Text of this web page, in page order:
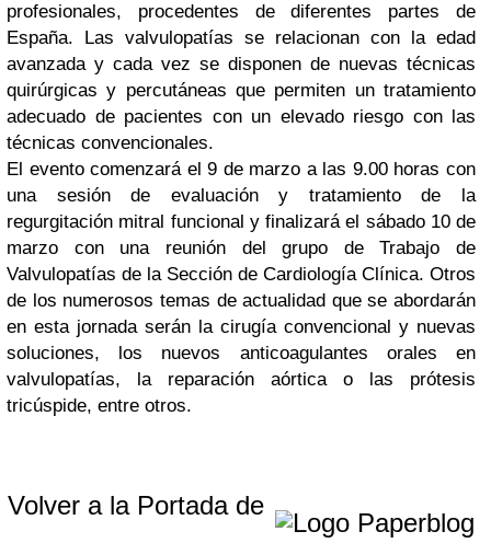
profesionales, procedentes de diferentes partes de
España. Las valvulopatías se relacionan con la edad
avanzada y cada vez se disponen de nuevas técnicas
quirúrgicas y percutáneas que permiten un tratamiento
adecuado de pacientes con un elevado riesgo con las
técnicas convencionales.
El evento comenzará el 9 de marzo a las 9.00 horas con
una sesión de evaluación y tratamiento de la
regurgitación mitral funcional y finalizará el sábado 10 de
marzo con una reunión del grupo de Trabajo de
Valvulopatías de la Sección de Cardiología Clínica. Otros
de los numerosos temas de actualidad que se abordarán
en esta jornada serán la cirugía convencional y nuevas
soluciones, los nuevos anticoagulantes orales en
valvulopatías, la reparación aórtica o las prótesis
tricúspide, entre otros.
Volver a la Portada de